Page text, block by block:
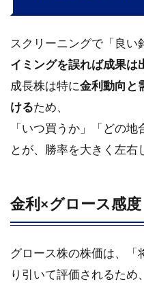
9
ウ
ォ
ッ
リ
ス
記
録
テ
プ
スクリーニングで「良い
イミングを誤れば成果は
成長株は特に金利動向と
けるため、
「いつ買うか」「どの
とが、勝率を大きく左右
金利×グロース感度
グロース株の株価は、「
り引いて評価されるため、